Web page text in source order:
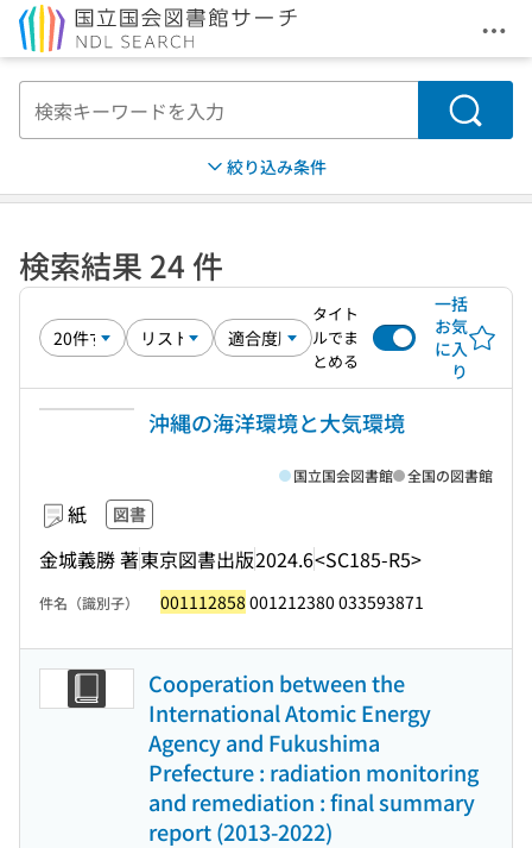
メ
検索
絞り込み条件
検索結果 24 件
タイト
ルでま
とめる
一括
お気
に入
り
沖縄の海洋環境と大気環境
紙 図書
金城義勝 著東京図書出版2024.6<SC185-R5>
国立国会図書館 全国の図書館
件名（識別子） 001112858 001212380 033593871
Cooperation between the
International Atomic Energy
Agency and Fukushima
Prefecture : radiation monitoring
and remediation : final summary
report (2013-2022)